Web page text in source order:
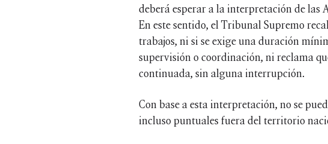
deberá esperar a la interpretación de las
En este sentido, el Tribunal Supremo
trabajos, ni si se exige una duración
supervisión o coordinación, ni reclama
continuada, sin alguna interrupción.
Con base a esta interpretación, no se
incluso puntuales fuera del territorio